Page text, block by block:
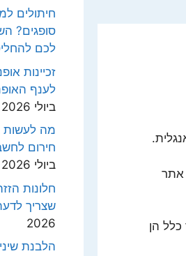
אתר
הן
חיתולים
סופגים?
לכם
זכיינות
לענף
ביולי 2026
מה לעשות
חירום
ביולי 2026
חלונות
שצריך
2026
הלבנת